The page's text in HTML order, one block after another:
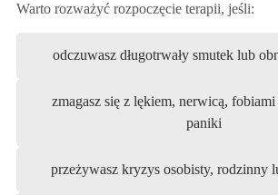
Warto rozważyć rozpoczęcie terapii, jeśli:
odczuwasz długotrwały smutek lub
zmagasz się z lękiem, nerwicą,
paniki
przeżywasz kryzys osobisty, rodzinny